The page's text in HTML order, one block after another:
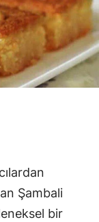
Şambali
bir